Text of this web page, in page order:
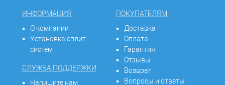
ИНФОРМАЦИЯ
О компании
Установка сплит-
систем
СЛУЖБА ПОДДЕРЖКИ
Напишите нам
ПОКУПАТЕЛЯМ
Доставка
Оплата
Гарантия
Отзывы
Возврат
Вопросы и ответы